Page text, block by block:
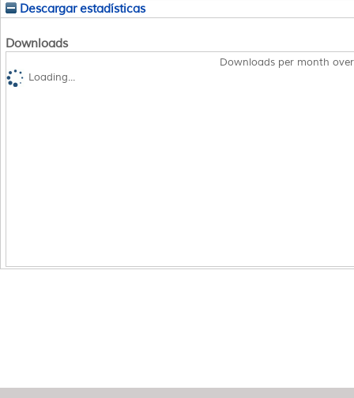
Descargar estadísticas
Downloads
Downloads per month
Loading...